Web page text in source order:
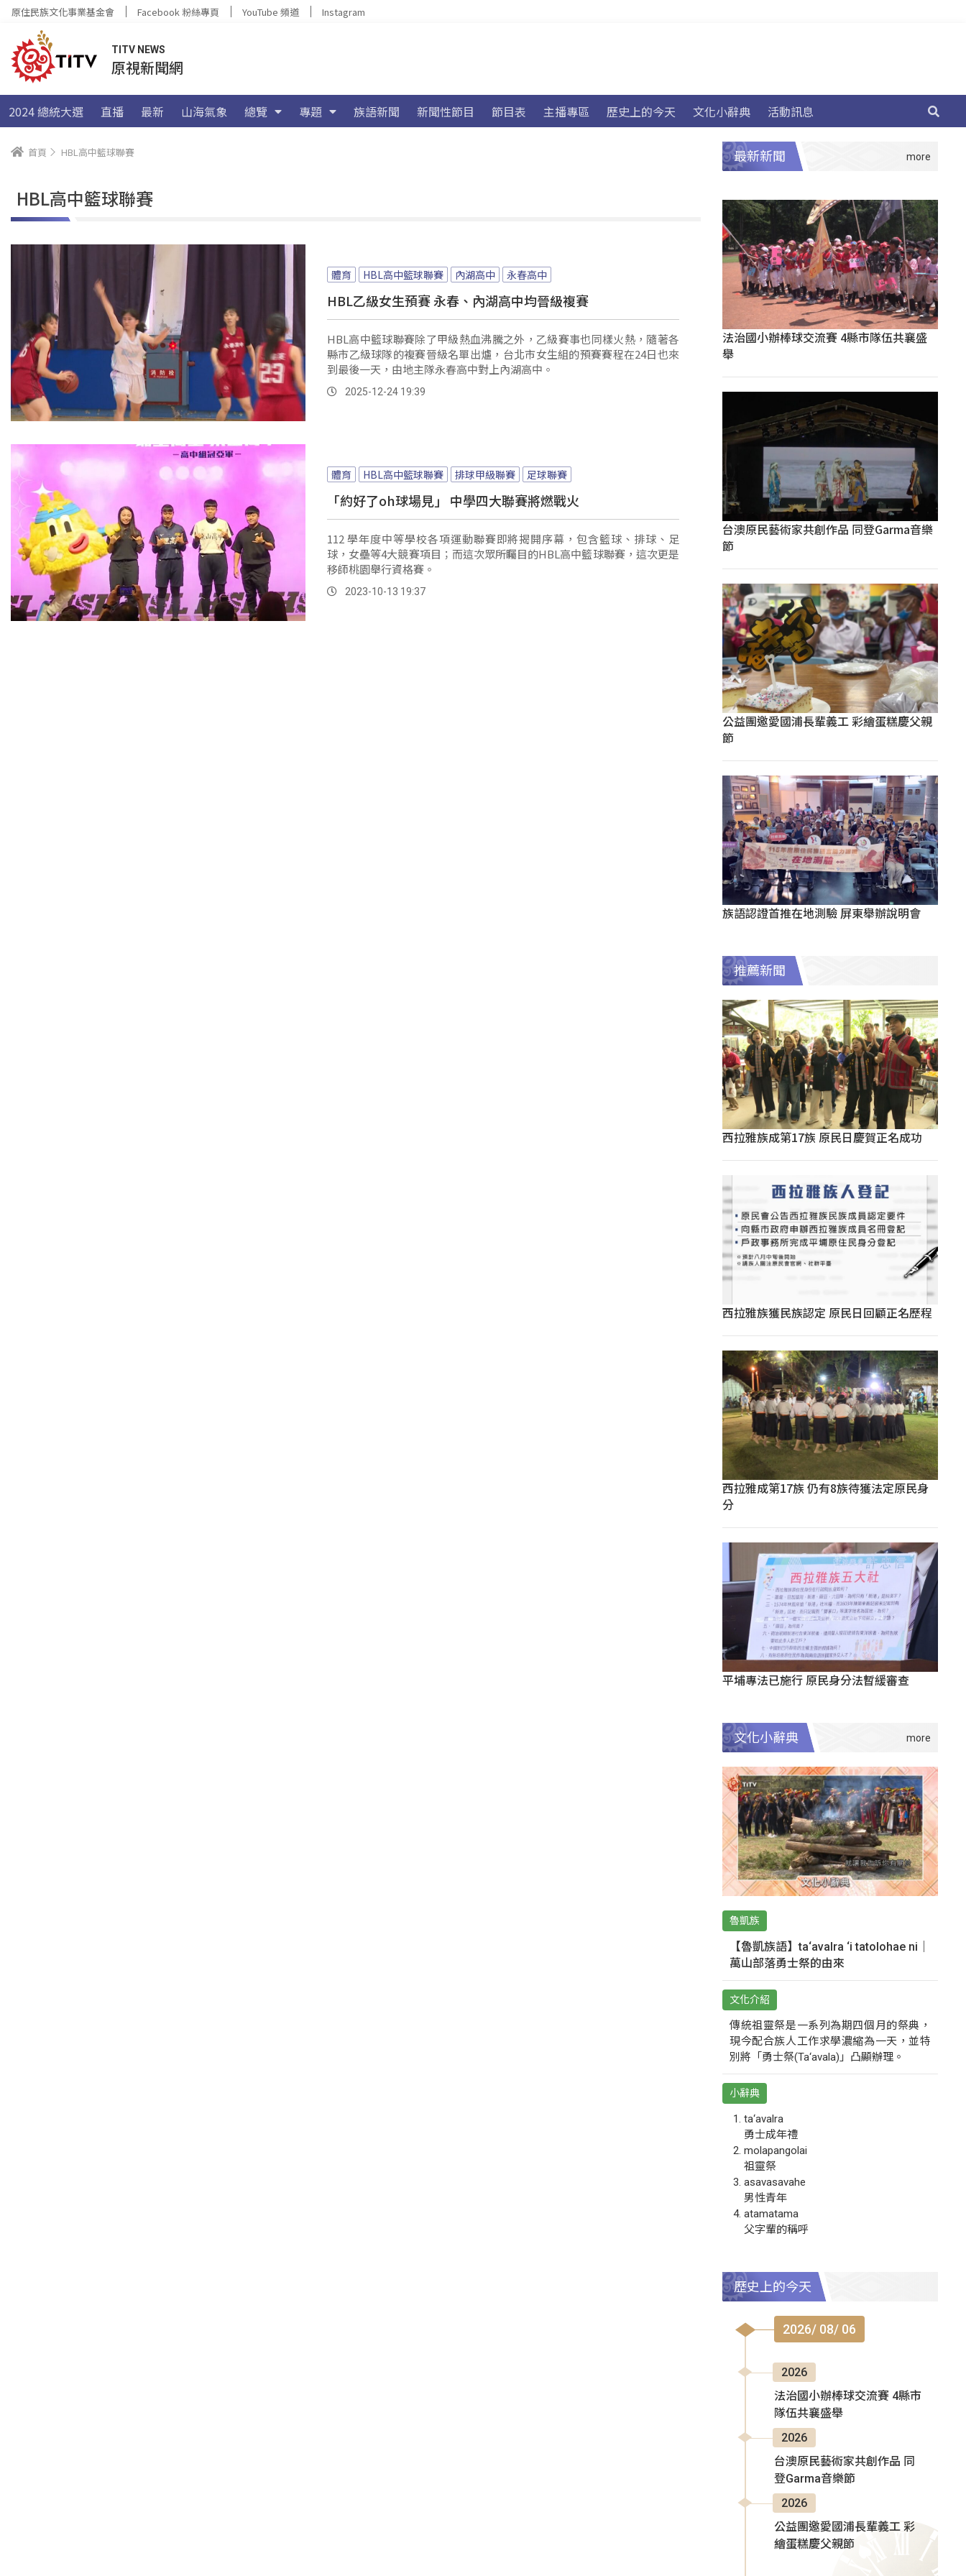
原住民族文化事業基金會 Facebook 粉絲專頁 YouTube 頻道 Instagram
TITV NEWS
原視新聞網
2024 總統大選 直播 最新 山海氣象 總覽 專題 族語新聞 新聞性節目 節目表 主播專區 歷史上的今天 文化小辭典 活動訊息
首頁 HBL高中籃球聯賽
HBL高中籃球聯賽
體育 HBL高中籃球聯賽 內湖高中 永春高中
HBL乙級女生預賽 永春、內湖高中均晉級複賽
HBL高中籃球聯賽除了甲級熱血沸騰之外，乙級賽事也同樣火熱，隨著各
縣市乙級球隊的複賽晉級名單出爐，台北市女生組的預賽賽程在24日也來
到最後一天，由地主隊永春高中對上內湖高中。
2025-12-24 19:39
體育 HBL高中籃球聯賽 排球甲級聯賽 足球聯賽
「約好了oh球場見」 中學四大聯賽將燃戰火
112 學年度中等學校各項運動聯賽即將揭開序幕，包含籃球、排球、足
球，女壘等4大競賽項目；而這次眾所矚目的HBL高中籃球聯賽，這次更是
移師桃園舉行資格賽。
2023-10-13 19:37
最新新聞
法治國小辦棒球交流賽 4縣市隊伍共襄盛
舉
台澳原民藝術家共創作品 同登Garma音樂
節
公益團邀愛國浦長輩義工 彩繪蛋糕慶父親
節
族語認證首推在地測驗 屏東舉辦說明會
推薦新聞
西拉雅族成第17族 原民日慶賀正名成功
西拉雅族獲民族認定 原民日回顧正名歷程
西拉雅成第17族 仍有8族待獲法定原民身
分
平埔專法已施行 原民身分法暫緩審查
文化小辭典
魯凱族
【魯凱族語】ta‘avalra ‘i tatolohae ni｜
萬山部落勇士祭的由來
文化介紹
傳統祖靈祭是一系列為期四個月的祭典，
現今配合族人工作求學濃縮為一天，並特
別將「勇士祭(Ta‘avala)」凸顯辦理。
小辭典
ta‘avalra
勇士成年禮
molapangolai
祖靈祭
asavasavahe
男性青年
atamatama
父字輩的稱呼
歷史上的今天
2026/ 08/ 06
2026
法治國小辦棒球交流賽 4縣市
隊伍共襄盛舉
2026
台澳原民藝術家共創作品 同
登Garma音樂節
2026
公益團邀愛國浦長輩義工 彩
繪蛋糕慶父親節